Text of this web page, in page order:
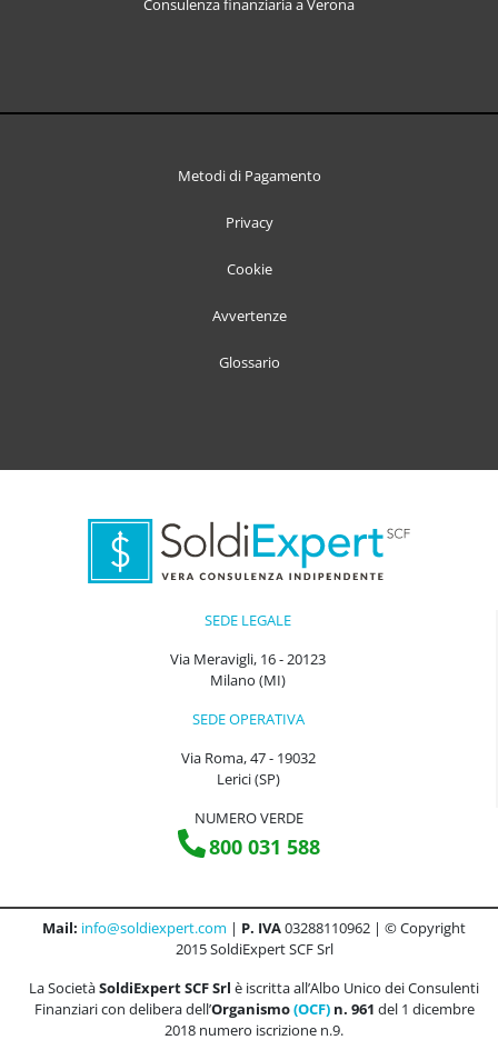
Consulenza finanziaria a Verona
Metodi di Pagamento
Privacy
Cookie
Avvertenze
Glossario
SEDE LEGALE
Via Meravigli, 16 - 20123
Milano (MI)
SEDE OPERATIVA
Via Roma, 47 - 19032
Lerici (SP)
NUMERO VERDE
800 031 588
Mail: info@soldiexpert.com | P. IVA03288110962 | © Copyright
2015 SoldiExpert SCF Srl
La SocietàSoldiExpert SCF Srl è iscritta all’Albo Unico dei Consulenti
Finanziari con delibera dell’Organismo(OCF)n. 961 del 1 dicembre
2018 numero iscrizione n.9.